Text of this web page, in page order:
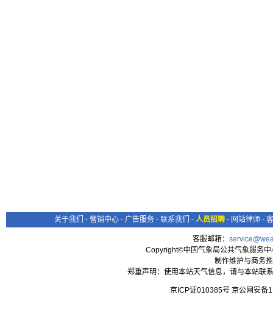
关于我们 - 营销中心 - 广告服务 - 联系我们 - 人员招聘 - 网站律师 -
客服邮箱：
Copyright©中国气象局公共气象服务
制作维护与商务
郑重声明：使用本站天气信息，请与本站联
京ICP证010385号 京公网安备